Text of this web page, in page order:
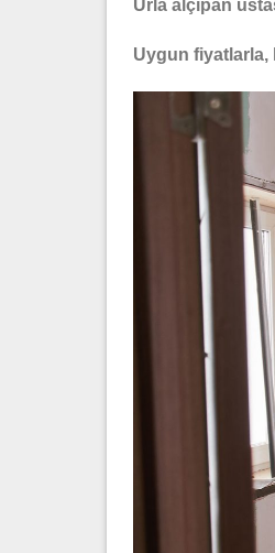
Urla alçıpan
Uygun fiyatlarla,